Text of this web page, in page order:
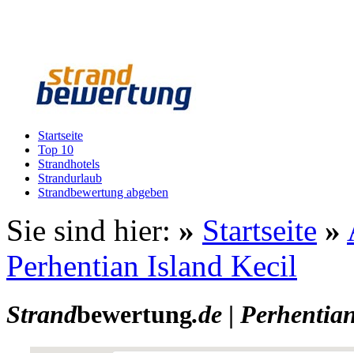
Startseite
Top 10
Strandhotels
Strandurlaub
Strandbewertung abgeben
Sie sind hier: » Startseite »
Perhentian Island Kecil
Strandbewertung.de |